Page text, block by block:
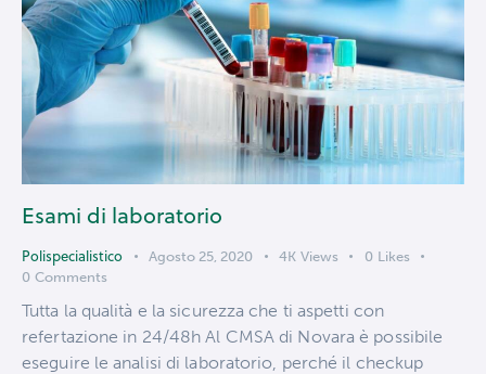
Esami di laboratorio
Polispecialistico Agosto 25, 2020 4K Views 0 Likes
0 Comments
Tutta la qualità e la sicurezza che ti aspetti con
refertazione in 24/48h Al CMSA di Novara è possibile
eseguire le analisi di laboratorio, perché il checkup